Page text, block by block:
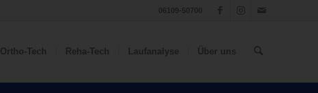
Ortho-Tech Reha-Tech Laufanalyse Über uns